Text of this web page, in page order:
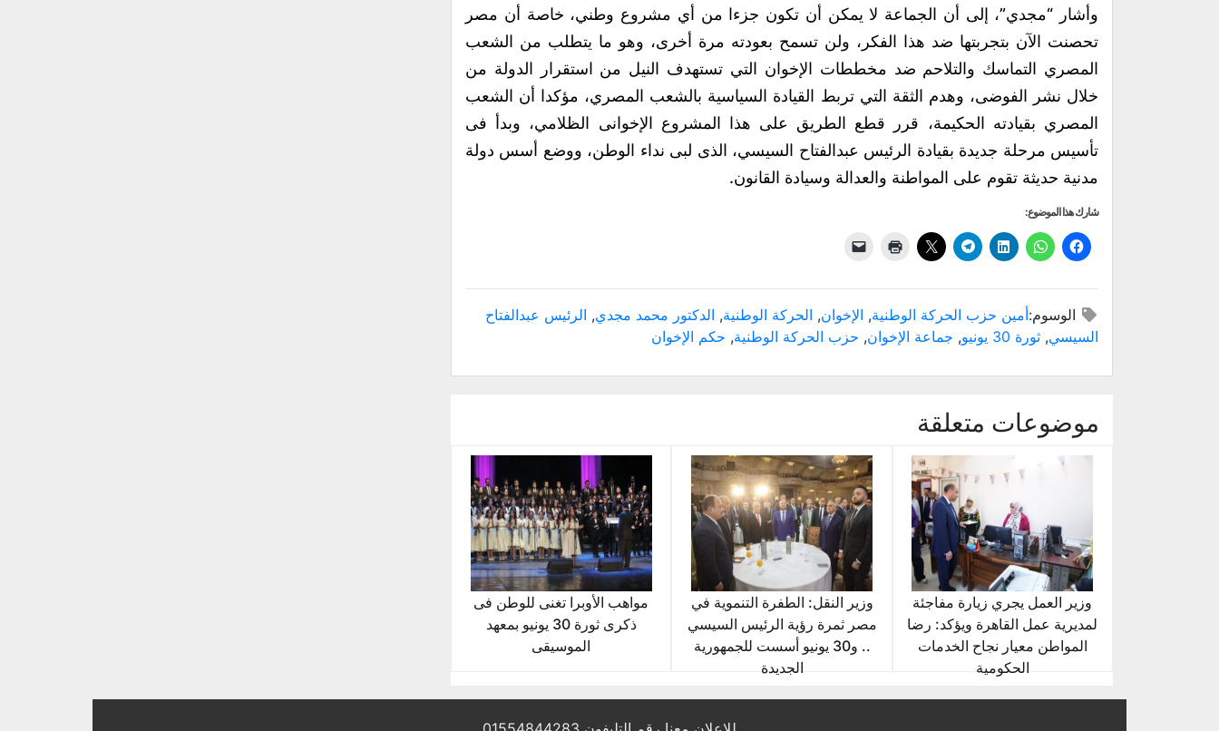
وأشار “مجدي”، إلى أن الجماعة لا يمكن أن تكون جزءا من أي مشروع وطني، خاصة أن مصر
تحصنت الآن بتجربتها ضد هذا الفكر، ولن تسمح بعودته مرة أخرى، وهو ما يتطلب من الشعب
المصري التماسك والتلاحم ضد مخططات الإخوان التي تستهدف النيل من استقرار الدولة من
خلال نشر الفوضى، وهدم الثقة التي تربط القيادة السياسية بالشعب المصري، مؤكدا أن الشعب
المصري بقيادته الحكيمة، قرر قطع الطريق على هذا المشروع الإخوانى الظلامي، وبدأ فى
تأسيس مرحلة جديدة بقيادة الرئيس عبدالفتاح السيسي، الذى لبى نداء الوطن، ووضع أسس دولة
مدنية حديثة تقوم على المواطنة والعدالة وسيادة القانون.
شارك هذا الموضوع:
الوسوم:أمين حزب الحركة الوطنية, الإخوان, الحركة الوطنية, الدكتور محمد مجدي, الرئيس عبدالفتاح
السيسي, ثورة 30 يونيو , جماعة الإخوان, حزب الحركة الوطنية, حكم الإخوان
موضوعات متعلقة
وزير العمل يجري زيارة مفاجئة
لمديرية عمل القاهرة ويؤكد: رضا
المواطن معيار نجاح الخدمات
الحكومية
وزير النقل: الطفرة التنموية في
مصر ثمرة رؤية الرئيس السيسي
.. و30 يونيو أسست للجمهورية
الجديدة
مواهب الأوبرا تغنى للوطن فى
ذكرى ثورة 30 يونيو بمعهد
الموسيقى